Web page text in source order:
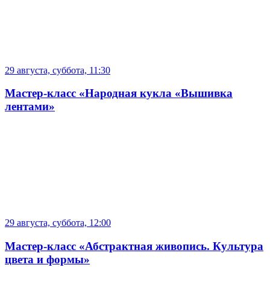
29 августа, суббота, 11:30
Мастер-класс «Народная кукла «Вышивка
лентами»
29 августа, суббота, 12:00
Мастер-класс «Абстрактная живопись. Культура
цвета и формы»